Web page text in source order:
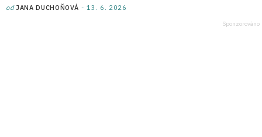
odJANA DUCHOŇOVÁ 13. 6. 2026